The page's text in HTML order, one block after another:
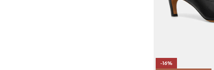
-16%